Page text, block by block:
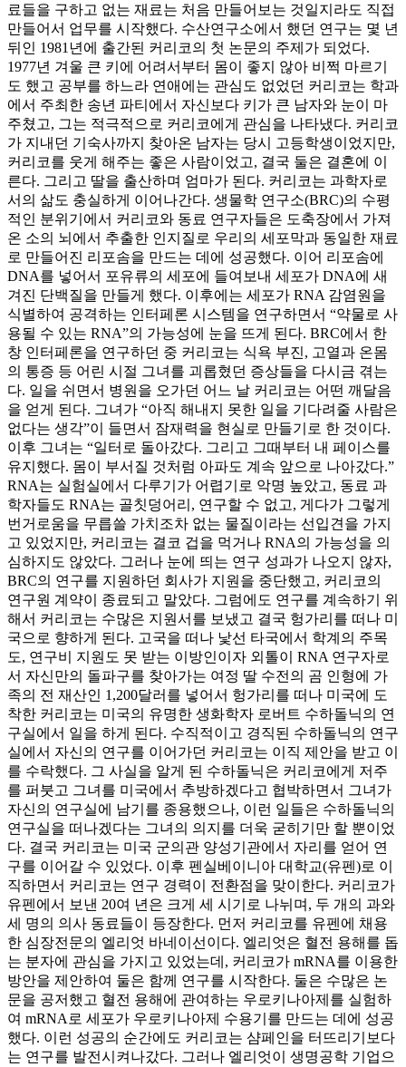
료들을 구하고 없는 재료는 처음 만들어보는 것일지라도 직접
만들어서 업무를 시작했다. 수산연구소에서 했던 연구는 몇 년
뒤인 1981년에 출간된 커리코의 첫 논문의 주제가 되었다.
1977년 겨울 큰 키에 어려서부터 몸이 좋지 않아 비쩍 마르기
도 했고 공부를 하느라 연애에는 관심도 없었던 커리코는 학과
에서 주최한 송년 파티에서 자신보다 키가 큰 남자와 눈이 마
주쳤고, 그는 적극적으로 커리코에게 관심을 나타냈다. 커리코
가 지내던 기숙사까지 찾아온 남자는 당시 고등학생이었지만,
커리코를 웃게 해주는 좋은 사람이었고, 결국 둘은 결혼에 이
른다. 그리고 딸을 출산하며 엄마가 된다. 커리코는 과학자로
서의 삶도 충실하게 이어나간다. 생물학 연구소(BRC)의 수평
적인 분위기에서 커리코와 동료 연구자들은 도축장에서 가져
온 소의 뇌에서 추출한 인지질로 우리의 세포막과 동일한 재료
로 만들어진 리포솜을 만드는 데에 성공했다. 이어 리포솜에
DNA를 넣어서 포유류의 세포에 들여보내 세포가 DNA에 새
겨진 단백질을 만들게 했다. 이후에는 세포가 RNA 감염원을
식별하여 공격하는 인터페론 시스템을 연구하면서 “약물로 사
용될 수 있는 RNA”의 가능성에 눈을 뜨게 된다. BRC에서 한
창 인터페론을 연구하던 중 커리코는 식욕 부진, 고열과 온몸
의 통증 등 어린 시절 그녀를 괴롭혔던 증상들을 다시금 겪는
다. 일을 쉬면서 병원을 오가던 어느 날 커리코는 어떤 깨달음
을 얻게 된다. 그녀가 “아직 해내지 못한 일을 기다려줄 사람은
없다는 생각”이 들면서 잠재력을 현실로 만들기로 한 것이다.
이후 그녀는 “일터로 돌아갔다. 그리고 그때부터 내 페이스를
유지했다. 몸이 부서질 것처럼 아파도 계속 앞으로 나아갔다.”
RNA는 실험실에서 다루기가 어렵기로 악명 높았고, 동료 과
학자들도 RNA는 골칫덩어리, 연구할 수 없고, 게다가 그렇게
번거로움을 무릅쓸 가치조차 없는 물질이라는 선입견을 가지
고 있었지만, 커리코는 결코 겁을 먹거나 RNA의 가능성을 의
심하지도 않았다. 그러나 눈에 띄는 연구 성과가 나오지 않자,
BRC의 연구를 지원하던 회사가 지원을 중단했고, 커리코의
연구원 계약이 종료되고 말았다. 그럼에도 연구를 계속하기 위
해서 커리코는 수많은 지원서를 보냈고 결국 헝가리를 떠나 미
국으로 향하게 된다. 고국을 떠나 낯선 타국에서 학계의 주목
도, 연구비 지원도 못 받는 이방인이자 외톨이 RNA 연구자로
서 자신만의 돌파구를 찾아가는 여정 딸 수전의 곰 인형에 가
족의 전 재산인 1,200달러를 넣어서 헝가리를 떠나 미국에 도
착한 커리코는 미국의 유명한 생화학자 로버트 수하돌닉의 연
구실에서 일을 하게 된다. 수직적이고 경직된 수하돌닉의 연구
실에서 자신의 연구를 이어가던 커리코는 이직 제안을 받고 이
를 수락했다. 그 사실을 알게 된 수하돌닉은 커리코에게 저주
를 퍼붓고 그녀를 미국에서 추방하겠다고 협박하면서 그녀가
자신의 연구실에 남기를 종용했으나, 이런 일들은 수하돌닉의
연구실을 떠나겠다는 그녀의 의지를 더욱 굳히기만 할 뿐이었
다. 결국 커리코는 미국 군의관 양성기관에서 자리를 얻어 연
구를 이어갈 수 있었다. 이후 펜실베이니아 대학교(유펜)로 이
직하면서 커리코는 연구 경력이 전환점을 맞이한다. 커리코가
유펜에서 보낸 20여 년은 크게 세 시기로 나뉘며, 두 개의 과와
세 명의 의사 동료들이 등장한다. 먼저 커리코를 유펜에 채용
한 심장전문의 엘리엇 바네이선이다. 엘리엇은 혈전 용해를 돕
는 분자에 관심을 가지고 있었는데, 커리코가 mRNA를 이용한
방안을 제안하여 둘은 함께 연구를 시작한다. 둘은 수많은 논
문을 공저했고 혈전 용해에 관여하는 우로키나아제를 실험하
여 mRNA로 세포가 우로키나아제 수용기를 만드는 데에 성공
했다. 이런 성공의 순간에도 커리코는 샴페인을 터뜨리기보다
는 연구를 발전시켜나갔다. 그러나 엘리엇이 생명공학 기업으